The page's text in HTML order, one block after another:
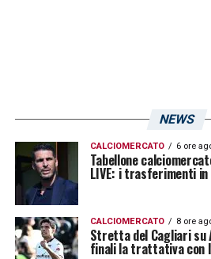
NEWS
CALCIOMERCATO 6 ore
Tabellone
LIVE: i trasferimenti
CALCIOMERCATO 8 ore
Stretta del Cagliari
finali la trattativa con